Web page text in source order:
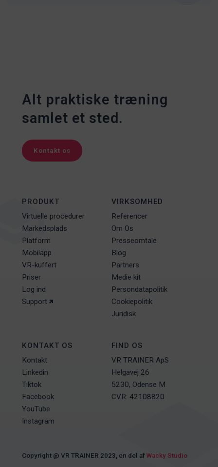
Alt praktiske træning
samlet et sted.
Kontakt os
PRODUKT
Virtuelle procedurer
Markedsplads
Platform
Mobilapp
VR-kuffert
Priser
Log ind
Support
VIRKSOMHED
Referencer
Om Os
Presseomtale
Blog
Partners
Medie kit
Persondatapolitik
Cookiepolitik
Juridisk
KONTAKT OS
Kontakt
Linkedin
Tiktok
Facebook
YouTube
Instagram
FIND OS
VR TRAINER ApS
Helgavej 26
5230, Odense M
CVR: 42108820
Copyright @ VR TRAINER 2023, en del af Wacky Studio